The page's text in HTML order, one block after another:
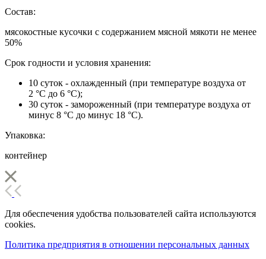
Состав:
мясокостные кусочки с содержанием мясной мякоти не менее
50%
Срок годности и условия хранения:
10 суток - охлажденный (при температуре воздуха от
2 °С до 6 °С);
30 суток - замороженный (при температуре воздуха от
минус 8 °С до минус 18 °С).
Упаковка:
контейнер
Для обеспечения удобства пользователей сайта используются
cookies.
Политика предприятия в отношении персональных данных